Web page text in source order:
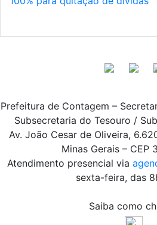
Prefeitura de Contagem –
Subsecretaria do Tesouro /
Av. João Cesar de Oliveira,
Minas Gerais – CEP
Atendimento presencial via
sexta-feira, das
Saiba como